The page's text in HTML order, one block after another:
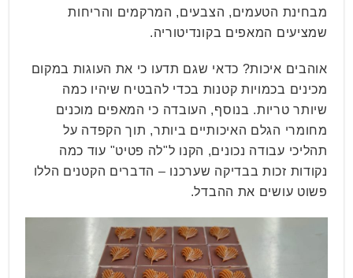
מבחינת הטעמים, הצבעים, המרקמים והריחות
שמציעים המאפים בקונדיטוריה.
אוהבים איכות? כדאי שגם תדעו כי את העוגות במקום
מכינים בכמויות קטנות בכדי להבטיח שיהיו כמה
שיותר טריות. בנוסף, העובדה כי המאפים מוכנים
מחומרי הגלם האיכותיים ביותר, תוך הקפדה על
תהליכי עבודה נכונים, הקנו ל"לה פטיט" עוד כמה
נקודות זכות בבדיקה שערכנו – הדברים הקטנים הללו
פשוט עושים את ההבדל.